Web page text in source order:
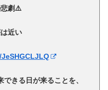
劇⚠️
近い
きる日が来ることを、